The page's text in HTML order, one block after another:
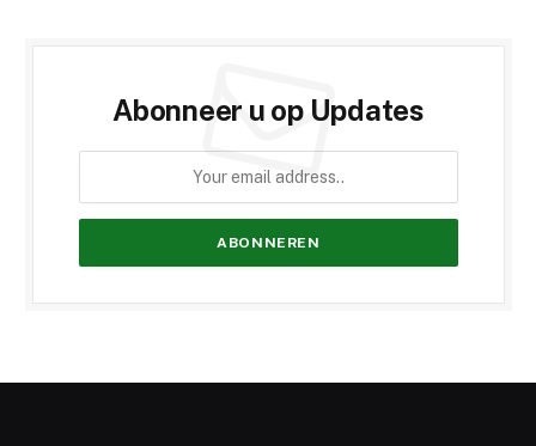
Abonneer u op Updates